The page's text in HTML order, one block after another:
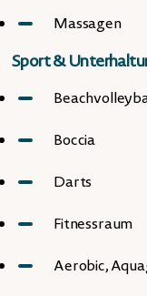
Massagen
Sport &
Boccia
Darts
Fitnessraum
Aerobic,